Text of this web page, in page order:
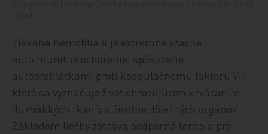
Získaná hemofília A je extrémne vzácne
autoimunitné ochorenie, spôsobené
autoprotilátkami proti koagulačnému faktoru VIII,
ktoré sa vyznačuje život ohrozujúcim krvácaním
do mäkkých tkanív a životne dôležitých orgánov.
Základom liečby zostáva podporná terapia pre